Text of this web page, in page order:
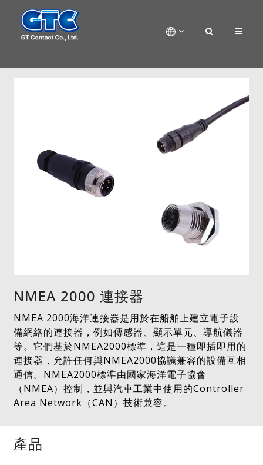
NMEA 2000 連接器
NMEA 2000海洋連接器是用於在船舶上建立電子設
備網絡的連接器，例如傳感器、顯示單元、導航儀器
等。它們基於NMEA2000標準，這是一種即插即用的
連接器，允許任何與NMEA2000協議兼容的設備互相
通信。NMEA2000標準由國家海洋電子協會
（NMEA）控制，並與汽車工業中使用的Controller
Area Network（CAN）技術兼容。
產品